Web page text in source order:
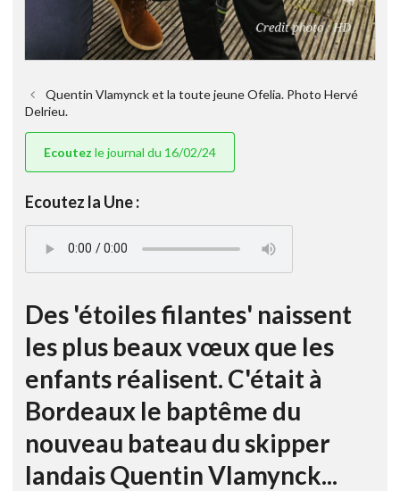
Quentin Vlamynck et la toute jeune Ofelia. Photo Hervé
Delrieu.
Ecoutez le journal du 16/02/24
Ecoutez la Une :
Des 'étoiles filantes' naissent
les plus beaux vœux que les
enfants réalisent. C'était à
Bordeaux le baptême du
nouveau bateau du skipper
landais Quentin Vlamynck...